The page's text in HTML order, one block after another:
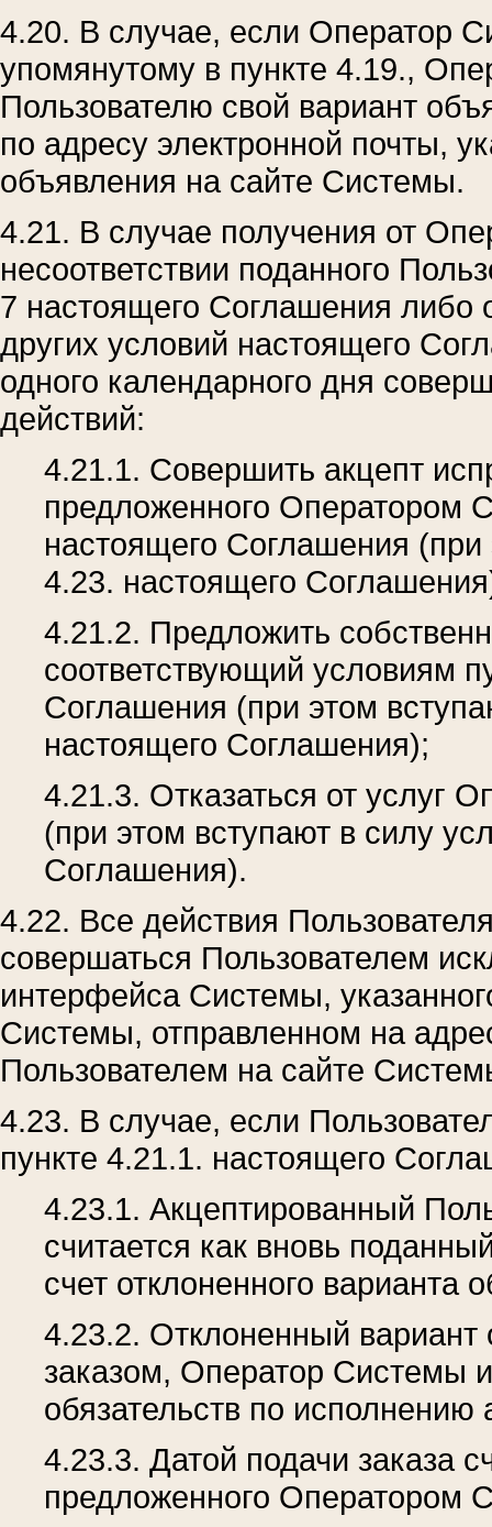
4.20. В случае, если Оператор
упомянутому в пункте 4.19.,
Пользователю свой вариант
по адресу электронной почты,
объявления на сайте Системы.
4.21. В случае получения от
несоответствии поданного
7 настоящего Соглашения
других условий настоящего
одного календарного дня
действий:
4.21.1. Совершить акцепт
предложенного Оператором
настоящего Соглашения (при
4.23. настоящего
4.21.2. Предложить
соответствующий условиям
Соглашения (при этом
настоящего Соглашения);
4.21.3. Отказаться от услуг
(при этом вступают в силу
Соглашения).
4.22. Все действия
совершаться Пользователем
интерфейса Системы,
Системы, отправленном на
Пользователем на сайте
4.23. В случае, если
пункте 4.21.1. настоящего
4.23.1. Акцептированный
считается как вновь
счет отклоненного варианта
4.23.2. Отклоненный вариант
заказом, Оператор Системы
обязательств по исполнению
4.23.3. Датой подачи заказа
предложенного Оператором